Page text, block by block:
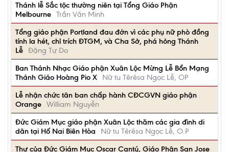
Thánh lễ Sắc tộc thường niên tại Tổng Giáo Phận
Melbourne Trần Văn Minh
Tổng giáo phận Portland đau đớn vì các phụ nữ phò đồng
tính la hét, chỉ trích ĐTGM, và Cha Sở, phá hỏng Thánh
Lễ Đặng Tự Do
Ban Thánh Nhạc Giáo phận Xuân Lộc Mừng Lễ Bổn Mạng
Thánh Giáo Hoàng Pio X
Nữ tu Têrêsa Ngọc Lễ, OP
Lễ nhận chức tân ban chấp hành CĐCGVN giáo phận
Orange William Nguyễn
Đức Giám Mục giáo phận Xuân Lộc thăm các gia đình di
dân tại Hố Nai Biên Hòa
Nữ tu Têrêsa Ngọc Lễ, O.P
Thư của Đức Giám Mục Oscar Cantú, Giáo Phận San Jose